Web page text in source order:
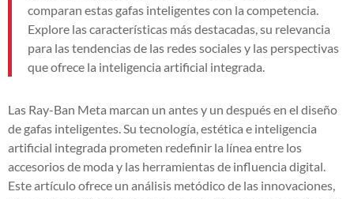
comparan estas gafas inteligentes con la competencia.
Explore las características más destacadas, su relevancia
para las tendencias de las redes sociales y las perspectivas
que ofrece la inteligencia artificial integrada.
Las Ray-Ban Meta marcan un antes y un después en el diseño
de gafas inteligentes. Su tecnología, estética e inteligencia
artificial integrada prometen redefinir la línea entre los
accesorios de moda y las herramientas de influencia digital.
Este artículo ofrece un análisis metódico de las innovaciones,